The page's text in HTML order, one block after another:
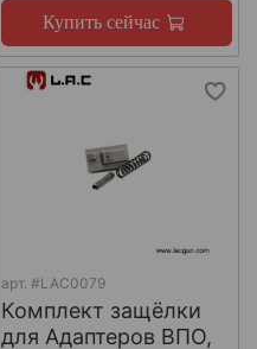
Купить сейчас
арт. #LAC0079
Комплект защёлки
для Адаптеров ВПО,